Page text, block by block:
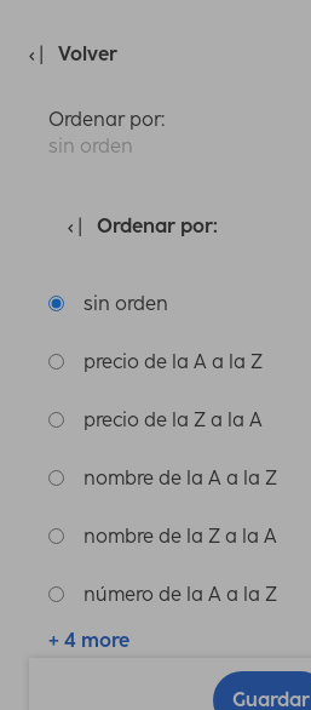
Volver
Ordenar por:
sin orden
Ordenar por:
sin orden
precio de la A a la Z
precio de la Z a la A
nombre de la A a la Z
nombre de la Z a la A
número de la A a la Z
+ 4 more
Guardar